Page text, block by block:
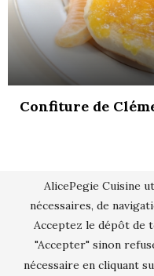
Confiture de
AlicePegie Cuisine
nécessaires, de
Acceptez le dépôt de
"Accepter" sinon
nécessaire en cliquant